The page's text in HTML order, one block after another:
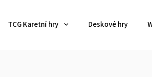
TCG Karetní hry Deskové hry